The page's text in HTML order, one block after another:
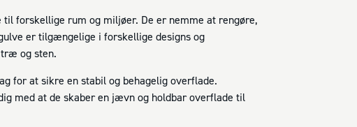
forskellige rum og miljøer. De er nemme at rengøre,
er tilgængelige i forskellige designs og
og sten.
for at sikre en stabil og behagelig overflade.
med at de skaber en jævn og holdbar overflade til